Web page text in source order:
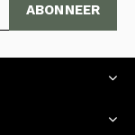
ABONNEER